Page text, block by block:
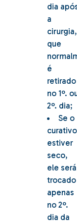
dia
a
cirurgia,
que
é
retirado
no 1º.
2º. dia;
Se o
curativo
estiver
seco,
ele será
trocado
apenas
no 2º.
dia da